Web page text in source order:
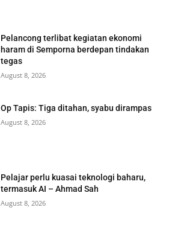
Pelancong terlibat kegiatan ekonomi
haram di Semporna berdepan tindakan
tegas
August 8, 2026
Op Tapis: Tiga ditahan, syabu dirampas
August 8, 2026
Pelajar perlu kuasai teknologi baharu,
termasuk AI – Ahmad Sah
August 8, 2026